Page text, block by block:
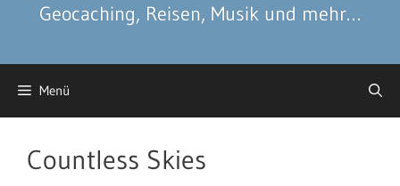
Geocaching, Reisen, Musik und mehr…
Menü
Countless Skies